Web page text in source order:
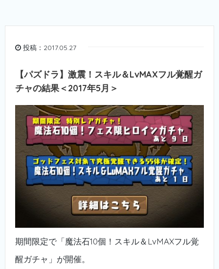
投稿：2017.05.27
【パズドラ】激震！スキル＆LvMAXフル覚醒ガ
チャの結果＜2017年5月＞
期間限定で「魔法石10個！スキル＆LvMAXフル覚
醒ガチャ」が開催。